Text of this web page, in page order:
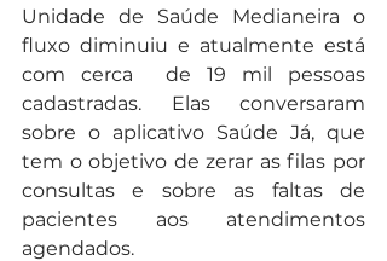
Unidade de Saúde Medianeira o
fluxo diminuiu e atualmente está
com cerca  de 19 mil pessoas
cadastradas. Elas conversaram
sobre o aplicativo Saúde Já, que
tem o objetivo de zerar as filas por
consultas e sobre as faltas de
pacientes aos atendimentos
agendados.